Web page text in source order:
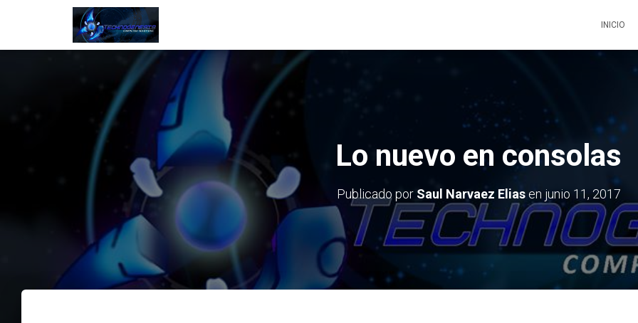
INICIO
Lo nuevo en consolas
Publicado por Saul Narvaez Eliasen junio 11, 2017